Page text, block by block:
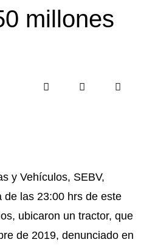
millones
y Vehículos, SEBV,
de las 23:00 hrs de este
ubicaron un tractor, que
de 2019, denunciado en